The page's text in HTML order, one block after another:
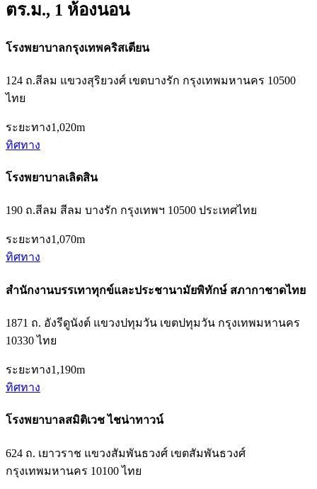
ตร.ม., 1 ห้องนอน
โรงพยาบาลกรุงเทพคริสเตียน
124 ถ.สีลม แขวงสุริยวงศ์ เขตบางรัก กรุงเทพมหานคร 10500
ไทย
ระยะทาง1,020m
ทิศทาง
โรงพยาบาลเลิดสิน
190 ถ.สีลม สีลม บางรัก กรุงเทพฯ 10500 ประเทศไทย
ระยะทาง1,070m
ทิศทาง
สำนักงานบรรเทาทุกข์และประชานามัยพิทักษ์ สภากาชาดไทย
1871 ถ. อังรีดูนังต์ แขวงปทุมวัน เขตปทุมวัน กรุงเทพมหานคร
10330 ไทย
ระยะทาง1,190m
ทิศทาง
โรงพยาบาลสมิติเวช ไชน่าทาวน์
624 ถ. เยาวราช แขวงสัมพันธวงศ์ เขตสัมพันธวงศ์
กรุงเทพมหานคร 10100 ไทย